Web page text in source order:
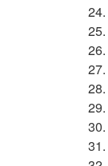
24.
25.
26.
27.
28.
29.
30.
31.